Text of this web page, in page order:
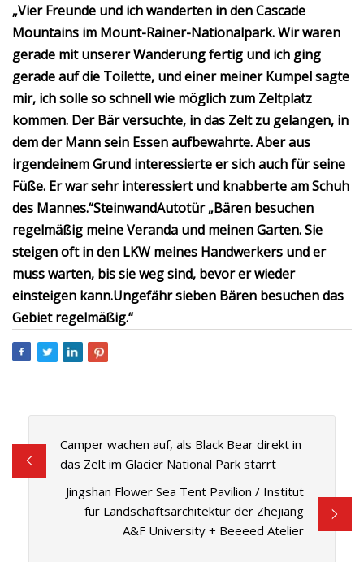
„Vier Freunde und ich wanderten in den Cascade
Mountains im Mount-Rainer-Nationalpark. Wir waren
gerade mit unserer Wanderung fertig und ich ging
gerade auf die Toilette, und einer meiner Kumpel sagte
mir, ich solle so schnell wie möglich zum Zeltplatz
kommen. Der Bär versuchte, in das Zelt zu gelangen, in
dem der Mann sein Essen aufbewahrte. Aber aus
irgendeinem Grund interessierte er sich auch für seine
Füße. Er war sehr interessiert und knabberte am Schuh
des Mannes.“SteinwandAutotür„Bären besuchen
regelmäßig meine Veranda und meinen Garten. Sie
steigen oft in den LKW meines Handwerkers und er
muss warten, bis sie weg sind, bevor er wieder
einsteigen kann.Ungefähr sieben Bären besuchen das
Gebiet regelmäßig.“
Camper wachen auf, als Black Bear direkt in
das Zelt im Glacier National Park starrt
Jingshan Flower Sea Tent Pavilion / Institut
für Landschaftsarchitektur der Zhejiang
A&F University + Beeeed Atelier